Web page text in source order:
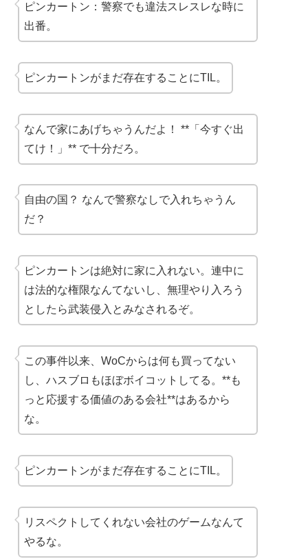
ピンカートン：警察でも違法スレスレな時に
出番。
ピンカートンがまだ存在することにTIL。
なんで家にあげちゃうんだよ！ **「今すぐ出
てけ！」** で十分だろ。
自由の国？ なんで警察なしで入れちゃうん
だ？
ピンカートンは絶対に家に入れない。連中に
は法的な権限なんてないし、無理やり入ろう
としたら武装侵入とみなされるぞ。
この事件以来、WoCからは何も買ってない
し、ハスブロもほぼボイコットしてる。**も
っと応援する価値のある会社**はあるから
な。
ピンカートンがまだ存在することにTIL。
リスペクトしてくれない会社のゲームなんて
やるな。